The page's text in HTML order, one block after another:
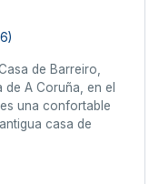
de Barreiro,
A Coruña, en el
una confortable
casa de